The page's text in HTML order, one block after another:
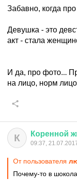
Забавно, когда
Девушка - это
акт - стала
И да, про фото...
на лицо, норм
К Коренной
09:37,
От пользователя
Почему-то в